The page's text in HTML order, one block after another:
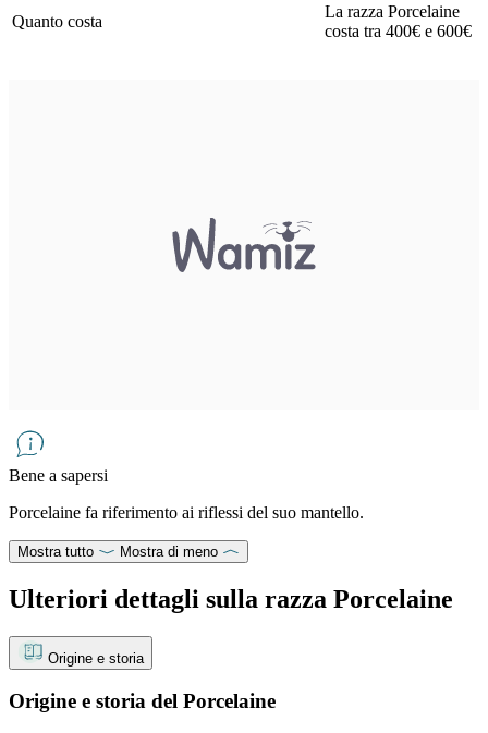
Quanto costa
La razza Porcelaine
costa tra 400€ e 600€
Bene a sapersi
Porcelaine fa riferimento ai riflessi del suo mantello.
Mostra tutto Mostra di meno
Ulteriori dettagli sulla razza Porcelaine
Origine e storia
Origine e storia del Porcelaine